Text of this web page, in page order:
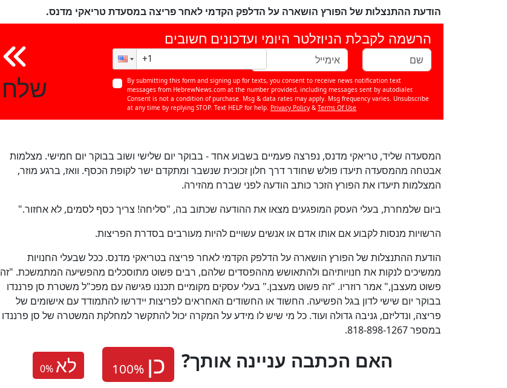
הודעת ההתנצלות של הפורץ הושארה על הדלפק הקדמי לאחר פריצה במסעדת טריאקי מדנס.
שלח
הרשמה לקבלת הניוזלטר היומי ועדכונים חשובים
By submitting this form and signing up for texts, you consent to receive news notification text
messages from HebrewNews.com at the number provided, including messages sent by autodialer.
Consent is not a condition of purchase. Msg & data rates may apply. Msg frequency varies. Unsubscribe
at any time by replying STOP. Text HELP for help. Privacy Policy & Terms Of Use
המסעדה שליד, טריאקי מדנס, נפרצה פעמיים בשבוע אחד - בבוקר יום שלישי ושוב בבוקר יום חמישי. מצלמות
אבטחה מהמסעדה תיעדו פולש שחודר דרך חלון זכוכית שנשבר ומתקדם ישר לקופת הכסף. וואז, ברגע מוזר,
המצלמות תיעדו את הפורץ הזכר כותב הודעה לפני שברח מהזירה.
ביום שלמחרת, בעלי העסק המופגעים מצאו את ההודעה שכתוב בה, "סליחה! צריך כסף לסמים, לא אחזור."
הרשויות מנסות לקבוע אם אותו אדם או אנשים עשויים להיות מעורבים בסדרת הפריצות.
הודעת ההתנצלות של הפורץ הושארה על הדלפק הקדמי לאחר פריצה בטריאקי מדנס. ככל שבעלי החנויות
ממשיכים לנקות את חנויותיהם ולהתאושש מההפסדים שלהם, רבים פשוט מתוסכלים מהפשיעה המתמשכת. "זה
פשוט מעצבן," אמר רוזריו. "זה פשוט מעצבן." בעלי עסקים מקומיים תכננו פגישה עם מפכ"ל משטרת סן פרננדו
בבוקר יום שישי לדון בגל הפשיעה. החשוד או החשודים האחראים לפריצות יידרשו להתמודד עם אישומים של
פריצה, ונדליזם, גניבה גדולה ועוד. כל מי שיש לו מידע על המקרה יכול להתקשר למחלקת המשטרה של סן פרננדו
במספר 818-898-1267.
0% לא ?האם הכתבה עניינה אותך